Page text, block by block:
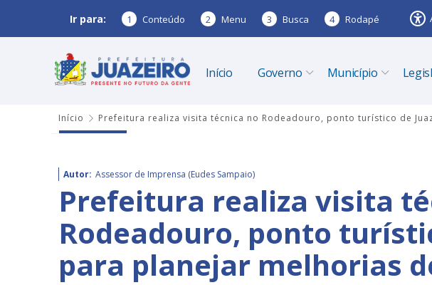
Ir para: 1 Conteúdo 2 Menu 3 Busca 4 Rodapé
Início Governo Município
Início Prefeitura realiza visita técnica no Rodeadouro, ponto turístico de
Autor: Assessor de Imprensa (Eudes Sampaio)
Prefeitura realiza visita
Rodeadouro, ponto
para planejar melhorias